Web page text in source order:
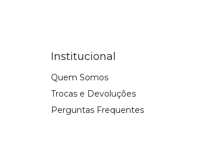
Institucional
Quem Somos
Trocas e Devoluções
Perguntas Frequentes